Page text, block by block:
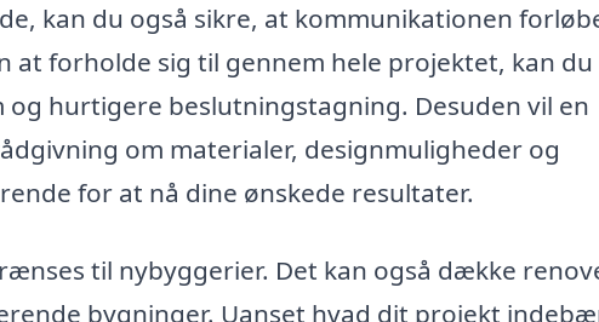
kan du også sikre, at kommunikationen
at forholde sig til gennem hele projektet, kan du
hurtigere beslutningstagning. Desuden vil en
om materialer, designmuligheder og
for at nå dine ønskede resultater.
til nybyggerier. Det kan også dække
bygninger. Uanset hvad dit projekt